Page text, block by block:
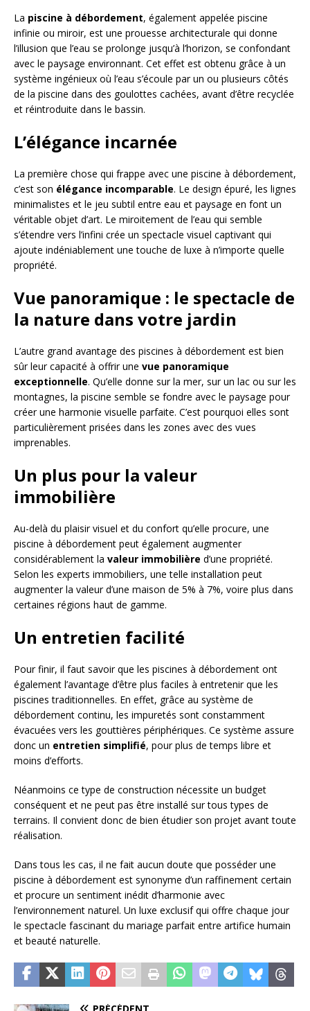
La piscine à débordement, également appelée piscine
infinie ou miroir, est une prouesse architecturale qui donne
l’illusion que l’eau se prolonge jusqu’à l’horizon, se confondant
avec le paysage environnant. Cet effet est obtenu grâce à un
système ingénieux où l’eau s’écoule par un ou plusieurs côtés
de la piscine dans des goulottes cachées, avant d’être recyclée
et réintroduite dans le bassin.
L’élégance incarnée
La première chose qui frappe avec une piscine à débordement,
c’est son élégance incomparable. Le design épuré, les lignes
minimalistes et le jeu subtil entre eau et paysage en font un
véritable objet d’art. Le miroitement de l’eau qui semble
s’étendre vers l’infini crée un spectacle visuel captivant qui
ajoute indéniablement une touche de luxe à n’importe quelle
propriété.
Vue panoramique : le spectacle de
la nature dans votre jardin
L’autre grand avantage des piscines à débordement est bien
sûr leur capacité à offrir une vue panoramique
exceptionnelle. Qu’elle donne sur la mer, sur un lac ou sur les
montagnes, la piscine semble se fondre avec le paysage pour
créer une harmonie visuelle parfaite. C’est pourquoi elles sont
particulièrement prisées dans les zones avec des vues
imprenables.
Un plus pour la valeur
immobilière
Au-delà du plaisir visuel et du confort qu’elle procure, une
piscine à débordement peut également augmenter
considérablement la valeur immobilière d’une propriété.
Selon les experts immobiliers, une telle installation peut
augmenter la valeur d’une maison de 5% à 7%, voire plus dans
certaines régions haut de gamme.
Un entretien facilité
Pour finir, il faut savoir que les piscines à débordement ont
également l’avantage d’être plus faciles à entretenir que les
piscines traditionnelles. En effet, grâce au système de
débordement continu, les impuretés sont constamment
évacuées vers les gouttières périphériques. Ce système assure
donc un entretien simplifié, pour plus de temps libre et
moins d’efforts.
Néanmoins ce type de construction nécessite un budget
conséquent et ne peut pas être installé sur tous types de
terrains. Il convient donc de bien étudier son projet avant toute
réalisation.
Dans tous les cas, il ne fait aucun doute que posséder une
piscine à débordement est synonyme d’un raffinement certain
et procure un sentiment inédit d’harmonie avec
l’environnement naturel. Un luxe exclusif qui offre chaque jour
le spectacle fascinant du mariage parfait entre artifice humain
et beauté naturelle.